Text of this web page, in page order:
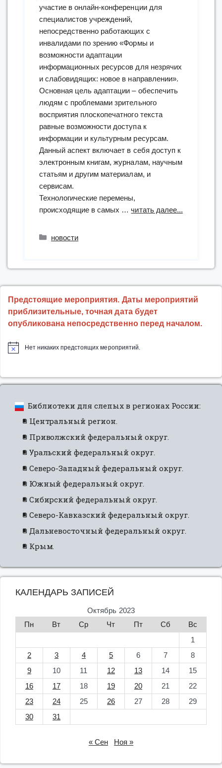
участие в онлайн-конференции для
специалистов учреждений,
непосредственно работающих с
инвалидами по зрению «Формы и
возможности адаптации
информационных ресурсов для незрячих
и слабовидящих: новое в направлении».
Основная цель адаптации – обеспечить
людям с проблемами зрительного
восприятия плоскопечатного текста
равные возможности доступа к
информации и культурным ресурсам.
Данный аспект включает в себя доступ к
электронным книгам, журналам, научным
статьям и другим материалам, и
сервисам.
Технологические перемены,
происходящие в самых …читать далее...
ресурсов
незрячих
в
Рубрики
новости
Предстоящие мероприятия. Даты мероприятий
приблизительные, точная дата будет
опубликована непосредственно перед началом.
Нет никаких предстоящих мероприятий.
Библиотеки для слепых в регионах России:
Центральный регион.
Приволжский федеральный округ.
Уральский федеральный округ.
Северо-Западный федеральный округ.
Южный федеральный округ.
Сибирский федеральный округ.
Северо-Кавказский федеральный округ.
Дальневосточный федеральный округ.
Крым.
КАЛЕНДАРЬ ЗАПИСЕЙ
Октябрь 2023
Пн
Вт Ср Чт Пт Сб
Вс
1
2
3 4 5 6 7
8
9
10 11 12 13 14
15
16
17 18 19 20 21
22
23
24 25 26 27 28
29
30
31
« Сен Ноя »